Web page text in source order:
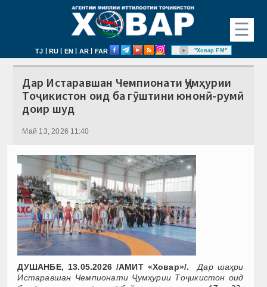
☰
TJ | RU | EN | AR | FAR "Ховар FM"
Дар Истаравшан Чемпионати Ҷумҳурии
Тоҷикистон оид ба гӯштини юнонӣ-румӣ
доир шуд
Май 13, 2026 11:40
ДУШАНБЕ, 13.05.2026 /АМИТ «Ховар»/.
Дар шаҳри
Истаравшан Чемпионати Ҷумҳурии Тоҷикистон оид